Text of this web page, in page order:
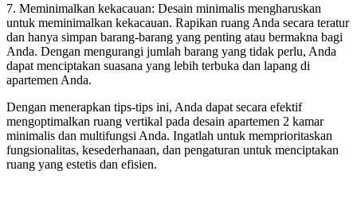
7. Meminimalkan kekacauan: Desain minimalis mengharuskan
untuk meminimalkan kekacauan. Rapikan ruang Anda secara teratur
dan hanya simpan barang-barang yang penting atau bermakna bagi
Anda. Dengan mengurangi jumlah barang yang tidak perlu, Anda
dapat menciptakan suasana yang lebih terbuka dan lapang di
apartemen Anda.
Dengan menerapkan tips-tips ini, Anda dapat secara efektif
mengoptimalkan ruang vertikal pada desain apartemen 2 kamar
minimalis dan multifungsi Anda. Ingatlah untuk memprioritaskan
fungsionalitas, kesederhanaan, dan pengaturan untuk menciptakan
ruang yang estetis dan efisien.